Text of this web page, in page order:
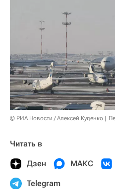
© РИА Новости / Алексей Куденко
Читать в
Дзен МАКС
Telegram